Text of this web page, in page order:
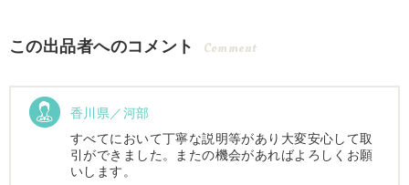
この出品者へのコメント Comment
香川県／河部
すべてにおいて丁寧な説明等があり大変安心して取
引ができました。またの機会があればよろしくお願
いします。